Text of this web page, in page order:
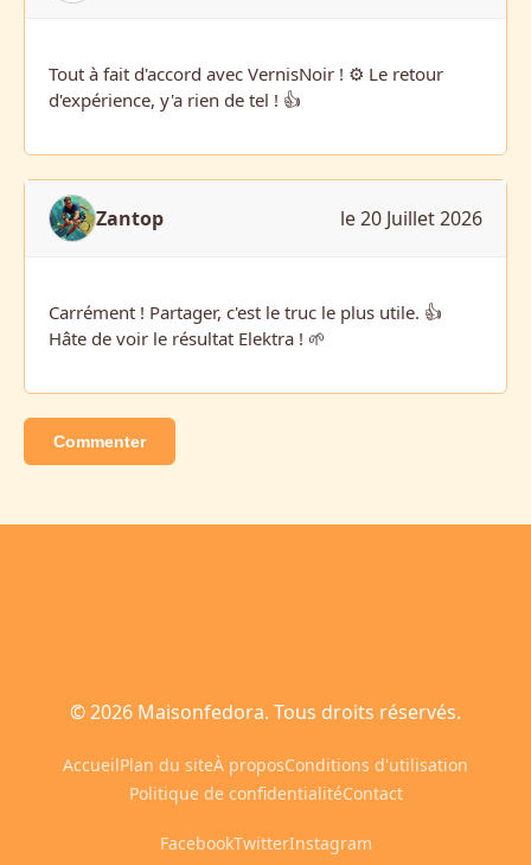
Tout à fait d'accord avec VernisNoir ! ⚙️ Le retour
d'expérience, y'a rien de tel ! 👍
Zantop le 20 Juillet 2026
Carrément ! Partager, c'est le truc le plus utile. 👍
Hâte de voir le résultat Elektra ! 🌱
Commenter
© 2026 Maisonfedora. Tous droits réservés.
AccueilPlan du siteÀ proposConditions d'utilisation
Politique de confidentialitéContact
FacebookTwitterInstagram